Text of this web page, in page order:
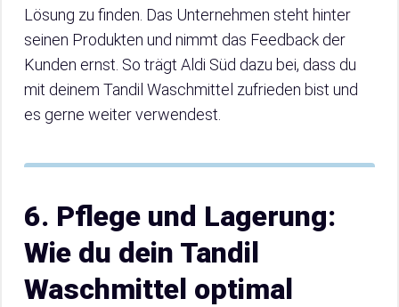
Lösung zu finden. Das Unternehmen steht hinter
seinen Produkten und nimmt das Feedback der
Kunden ernst. So trägt Aldi Süd dazu bei, dass du
mit deinem Tandil Waschmittel zufrieden bist und
es gerne weiter verwendest.
6. Pflege und Lagerung:
Wie du dein Tandil
Waschmittel optimal